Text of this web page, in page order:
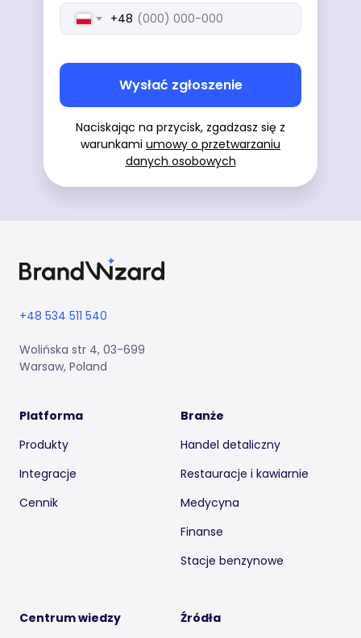
+48
Wysłać zgłoszenie
Naciskając na przycisk, zgadzasz się z
warunkami umowy o przetwarzaniu
danych osobowych
+48 534 511 540
Wolińska str 4, 03-699
Warsaw, Poland
Platforma
Produkty
Integracje
Cennik
Branże
Handel detaliczny
Restauracje i kawiarnie
Medycyna
Finanse
Stacje benzynowe
Centrum wiedzy
Źródła